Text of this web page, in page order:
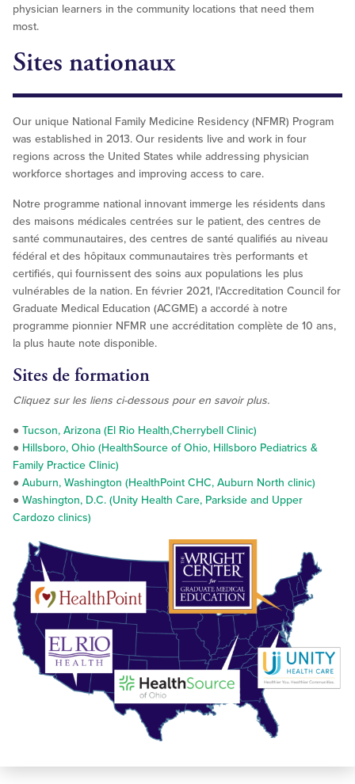
physician learners in the community locations that need them
most.
Sites nationaux
Our unique National Family Medicine Residency (NFMR) Program
was established in 2013. Our residents live and work in four
regions across the United States while addressing physician
workforce shortages and improving access to care.
Notre programme national innovant immerge les résidents dans
des maisons médicales centrées sur le patient, des centres de
santé communautaires, des centres de santé qualifiés au niveau
fédéral et des hôpitaux communautaires très performants et
certifiés, qui fournissent des soins aux populations les plus
vulnérables de la nation. En février 2021, l'Accreditation Council for
Graduate Medical Education (ACGME) a accordé à notre
programme pionnier NFMR une accréditation complète de 10 ans,
la plus haute note disponible.
Sites de formation
Cliquez sur les liens ci-dessous pour en savoir plus.
● Tucson, Arizona (El Rio Health,Cherrybell Clinic)
● Hillsboro, Ohio (HealthSource of Ohio, Hillsboro Pediatrics &
Family Practice Clinic)
● Auburn, Washington (HealthPoint CHC, Auburn North clinic)
● Washington, D.C. (Unity Health Care, Parkside and Upper
Cardozo clinics)